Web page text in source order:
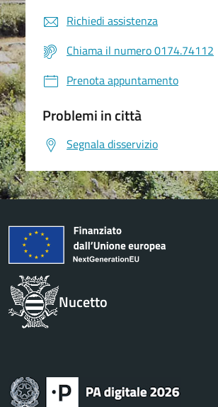
Richiedi assistenza
Chiama il numero 0174.74112
Prenota appuntamento
Problemi in città
Segnala disservizio
Nucetto